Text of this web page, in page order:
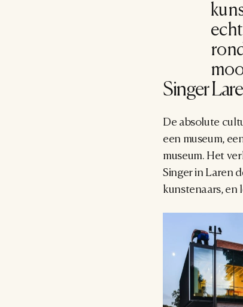
Singer
De absolute
een museum,
museum. Het
Singer in Laren
kunstenaars, en